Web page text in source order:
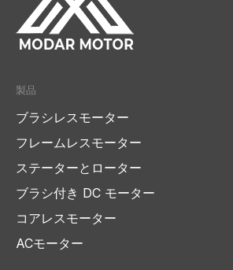
製品
ブラシレスモーター
フレームレスモーター
ステーターとローター
ブラシ付き DC モーター
コアレスモーター
ACモーター